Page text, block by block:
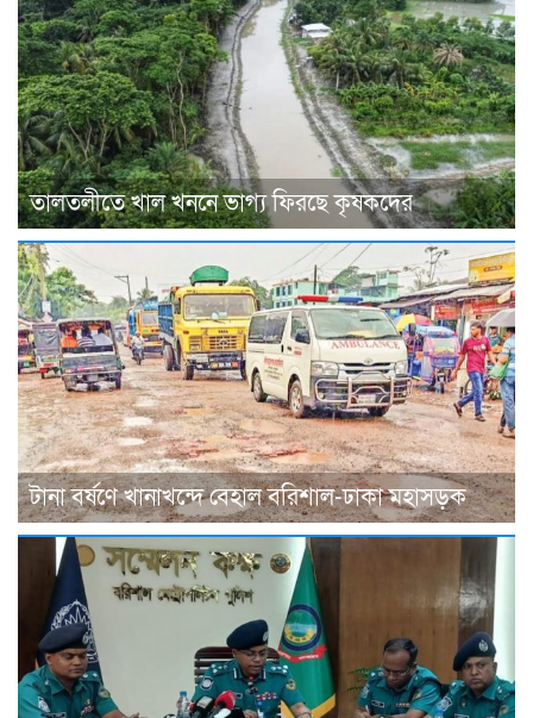
তালতলীতে খাল খননে ভাগ্য ফিরছে কৃষকদের
টানা বর্ষণে খানাখন্দে বেহাল বরিশাল-ঢাকা মহাসড়ক